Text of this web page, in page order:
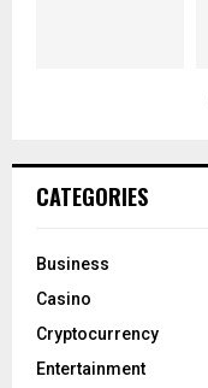
CATEGORIES
Business
Casino
Cryptocurrency
Entertainment